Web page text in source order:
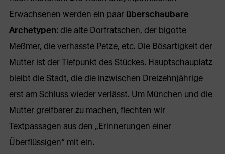
Erwachsenen werden ein paar überschaubare
Archetypen: die alte Dorfratschen, der bigotte
Meßmer, die verhasste Petze, etc. Die Bösartigkeit der
Mutter ist der Tiefpunkt des Stückes. Hauptschauplatz
bleibt die Stadt, die die inzwischen Dreizehnjährige
erst am Schluss wieder verlässt. Um München und die
Mutter greifbarer zu machen, flechten wir
Textpassagen aus den „Erinnerungen einer
Überflüssigen“ mit ein.